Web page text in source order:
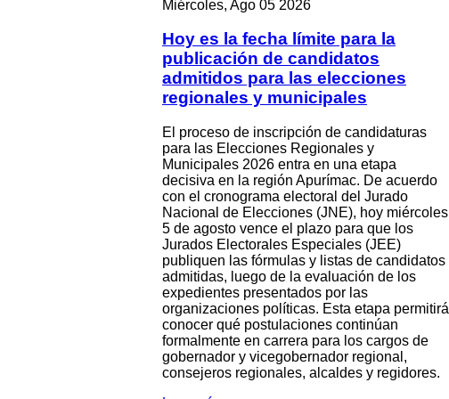
Miércoles, Ago 05 2026
Hoy es la fecha límite para la
publicación de candidatos
admitidos para las elecciones
regionales y municipales
El proceso de inscripción de candidaturas
para las Elecciones Regionales y
Municipales 2026 entra en una etapa
decisiva en la región Apurímac. De acuerdo
con el cronograma electoral del Jurado
Nacional de Elecciones (JNE), hoy miércoles
5 de agosto vence el plazo para que los
Jurados Electorales Especiales (JEE)
publiquen las fórmulas y listas de candidatos
admitidas, luego de la evaluación de los
expedientes presentados por las
organizaciones políticas. Esta etapa permitirá
conocer qué postulaciones continúan
formalmente en carrera para los cargos de
gobernador y vicegobernador regional,
consejeros regionales, alcaldes y regidores.